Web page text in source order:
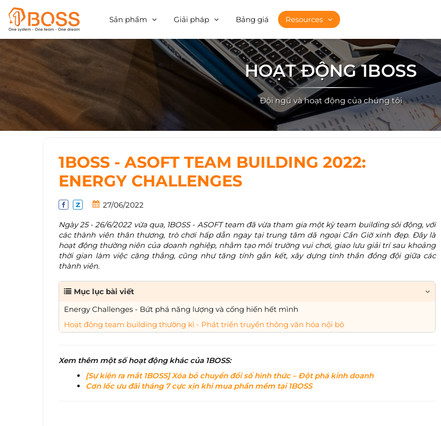
Sản phẩm Giải pháp Bảng giá Resources
HOẠT ĐỘNG 1BOSS
Đội ngũ và hoạt động của chúng tôi
1BOSS - ASOFT TEAM BUILDING 2022:
ENERGY CHALLENGES
27/06/2022
Ngày 25 - 26/6/2022 vừa qua, 1BOSS - ASOFT team đã vừa tham gia một kỳ team building sôi động, với
các thành viên thân thương, trò chơi hấp dẫn ngay tại trung tâm dã ngoại Cần Giờ xinh đẹp. Đây là
hoạt động thường niên của doanh nghiệp, nhằm tạo môi trường vui chơi, giao lưu giải trí sau khoảng
thời gian làm việc căng thẳng, cũng như tăng tính gắn kết, xây dựng tinh thần đồng đội giữa các
thành viên.
Mục lục bài viết
Energy Challenges - Bứt phá năng lượng và cống hiến hết mình
Hoạt động team building thường kì - Phát triển truyền thông văn hóa nội bộ
Xem thêm một số hoạt động khác của 1BOSS:
[Sự kiện ra mắt 1BOSS] Xóa bỏ chuyển đổi số hình thức – Đột phá kinh doanh
Cơn lốc ưu đãi tháng 7 cực xịn khi mua phần mềm tại 1BOSS